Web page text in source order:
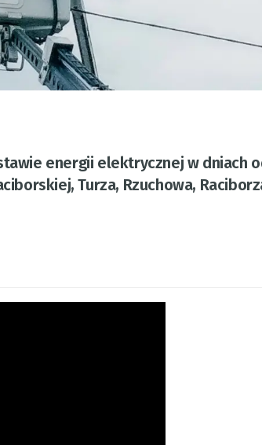
energii elektrycznej w dniach
Turza, Rzuchowa,